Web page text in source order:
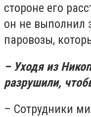
стороне его
он не выполнил
паровозы,
– Уходя из
разрушили,
– Сотрудники